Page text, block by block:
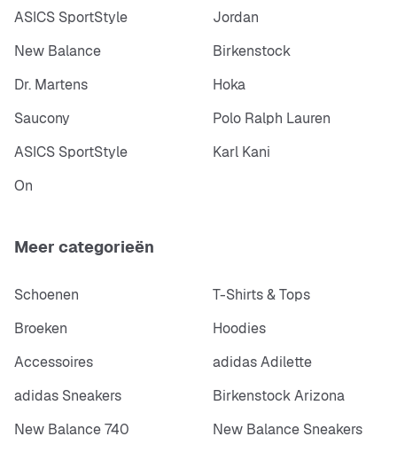
ASICS SportStyle
Jordan
New Balance
Birkenstock
Dr. Martens
Hoka
Saucony
Polo Ralph Lauren
ASICS SportStyle
Karl Kani
On
Meer categorieën
Schoenen
T-Shirts & Tops
Broeken
Hoodies
Accessoires
adidas Adilette
adidas Sneakers
Birkenstock Arizona
New Balance 740
New Balance Sneakers